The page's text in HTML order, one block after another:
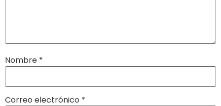
Nombre *
Correo electrónico *